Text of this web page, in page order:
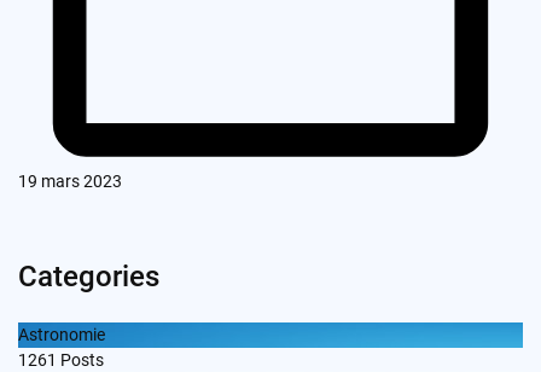
19 mars 2023
Categories
Astronomie
1261 Posts